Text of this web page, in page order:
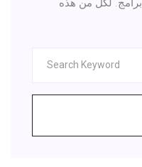
برامج. لكل من هذه